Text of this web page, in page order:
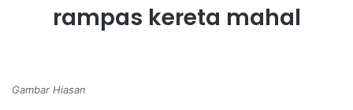
rampas kereta mahal
Gambar Hiasan